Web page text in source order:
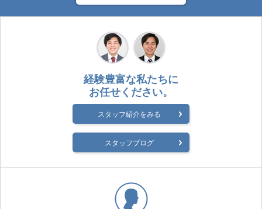
経験豊富な私たちに
お任せください。
スタッフ紹介をみる
スタッフブログ